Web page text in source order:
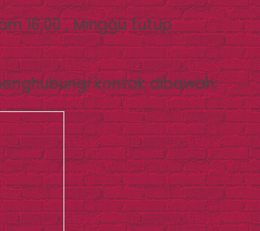
16.00 , Minggu tutup
kontak dibawah: